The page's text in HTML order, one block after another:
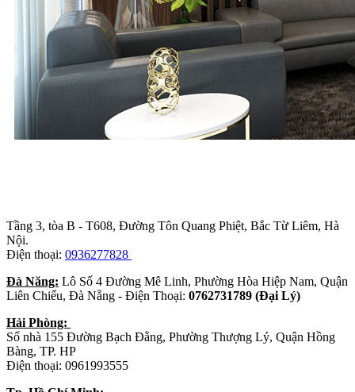
Tầng 3, tòa B - T608, Đường Tôn Quang Phiệt, Bắc Từ Liêm, Hà
Nội.
Điện thoại: 0936277828
Đà Năng: Lô Số 4 Đường Mê Linh, Phường Hòa Hiệp Nam, Quận
Liên Chiểu, Đà Nẵng - Điện Thoại: 0762731789 (Đại Lý)
Hải Phòng:
Số nhà 155 Đường Bạch Đằng, Phường Thượng Lý, Quận Hồng
Bàng, TP. HP
Điện thoại: 0961993555